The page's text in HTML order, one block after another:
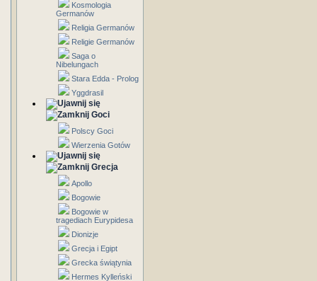
Kosmologia
Germanów
Religia Germanów
Religie Germanów
Saga o
Nibelungach
Stara Edda - Prolog
Yggdrasil
Goci
Polscy Goci
Wierzenia Gotów
Grecja
Apollo
Bogowie
Bogowie w
tragediach Eurypidesa
Dionizje
Grecja i Egipt
Grecka świątynia
Hermes Kylleński